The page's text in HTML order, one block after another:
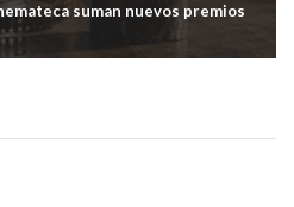
suman nuevos premios